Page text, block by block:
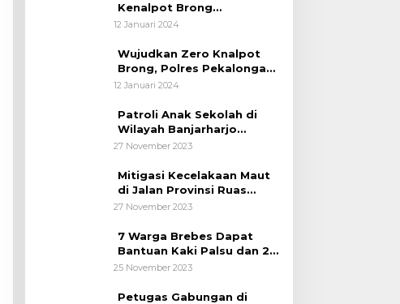
Kenalpot Brong
Diamankan Polres
12 Januari 2024
Wujudkan Zero Knalpot
Brong, Polres Pekalongan
Kota Berikan Edukasi
12 Januari 2024
Patroli Anak Sekolah di
Wilayah Banjarharjo
Brebes
27 November 2023
Mitigasi Kecelakaan Maut
di Jalan Provinsi Ruas
Banjarharjo-Salem
27 November 2023
7 Warga Brebes Dapat
Bantuan Kaki Palsu dan 2
Operasi Bibir Sumbing
25 November 2023
Petugas Gabungan di